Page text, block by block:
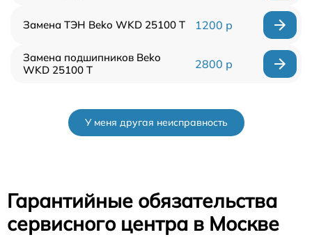
Замена ТЭН Beko WKD 25100 T 1200 р
Замена подшипников Beko
WKD 25100 T
2800 р
У меня другая неисправность
Гарантийные обязательства
сервисного центра в Москве